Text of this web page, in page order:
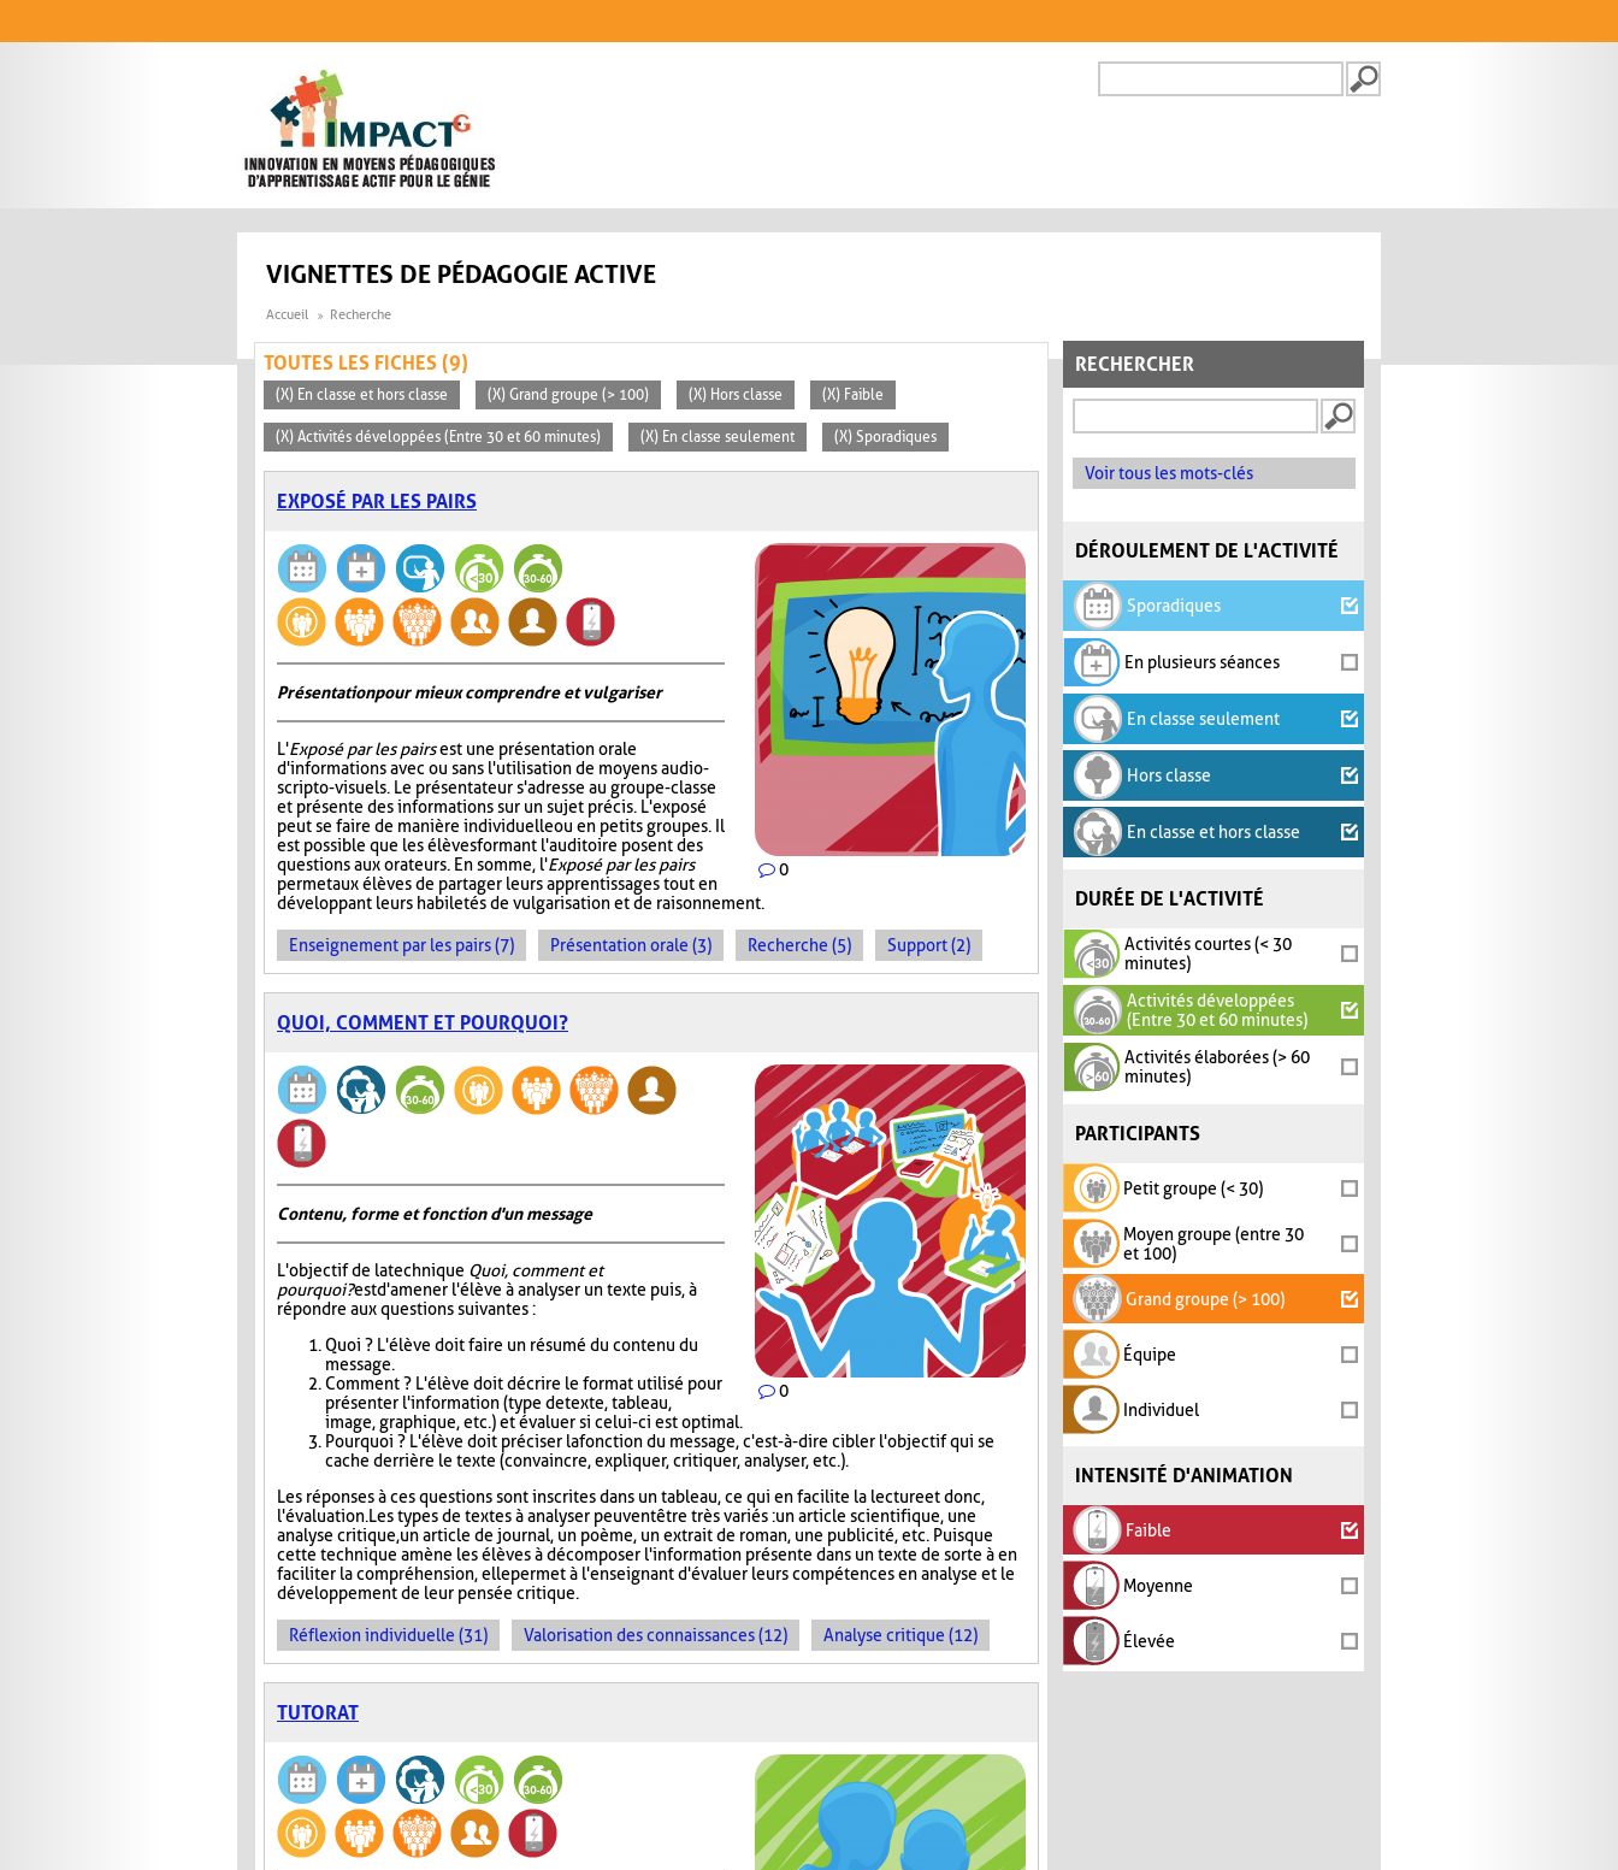
FORMULAIRE DE
VIGNETTES DE PÉDAGOGIE ACTIVE
Accueil Recherche
RECHERCHER
Voir tous les mots-clés
DÉROULEMENT DE L'ACTIVITÉ
Sporadiques
En plusieurs séances
En classe seulement
Hors classe
En classe et hors classe
DURÉE DE L'ACTIVITÉ
Activités courtes (< 30
minutes)
Activités développées
(Entre 30 et 60 minutes)
Activités élaborées (> 60
minutes)
PARTICIPANTS
Petit groupe (< 30)
Moyen groupe (entre 30
et 100)
Grand groupe (> 100)
Équipe
Individuel
INTENSITÉ D'ANIMATION
Faible
Moyenne
Élevée
TOUTES LES FICHES (9)
(X) En classe et hors classe (X) Grand groupe (> 100) (X) Hors classe (X) Faible
(X) Activités développées (Entre 30 et 60 minutes) (X) En classe seulement (X) Sporadiques
EXPOSÉ PAR LES PAIRS
0
Présentation pour mieux comprendre et vulgariser
L'Exposé par les pairsest une présentation orale
d'informations avec ou sans l'utilisation de moyens audio-
scripto-visuels. Le présentateur s'adresse au groupe-classe
et présente des informations sur un sujet précis. L'exposé
peut se faire de manière individuelle ou en petits groupes. Il
est possible que les élèves formant l'auditoire posent des
questions aux orateurs. En somme, l'Exposé par les pairs
permet aux élèves de partager leurs apprentissages tout en
développant leurs habiletés de vulgarisation et de raisonnement.
Enseignement par les pairs (7) Présentation orale (3) Recherche (5) Support (2)
QUOI, COMMENT ET POURQUOI?
0
Contenu, forme et fonction d'un message
L'objectif de la technique Quoi, comment et
pourquoi?est d'amener l'élève à analyser un texte puis, à
répondre aux questions suivantes :
Quoi ? L'élève doit faire un résumé du contenu du
message.
Comment ? L'élève doit décrire le format utilisé pour
présenter l'information (type de texte, tableau,
image, graphique, etc.) et évaluer si celui-ci est optimal.
Pourquoi ? L'élève doit préciser la fonction du message, c'est-à-dire cibler l'objectif qui se
cache derrière le texte (convaincre, expliquer, critiquer, analyser, etc.).
Les réponses à ces questions sont inscrites dans un tableau, ce qui en facilite la lecture et donc,
l'évaluation. Les types de textes à analyser peuvent être très variés : un article scientifique, une
analyse critique, un article de journal, un poème, un extrait de roman, une publicité, etc. Puisque
cette technique amène les élèves à décomposer l'information présente dans un texte de sorte à en
faciliter la compréhension, elle permet à l'enseignant d'évaluer leurs compétences en analyse et le
développement de leur pensée critique.
Réflexion individuelle (31) Valorisation des connaissances (12) Analyse critique (12)
TUTORAT